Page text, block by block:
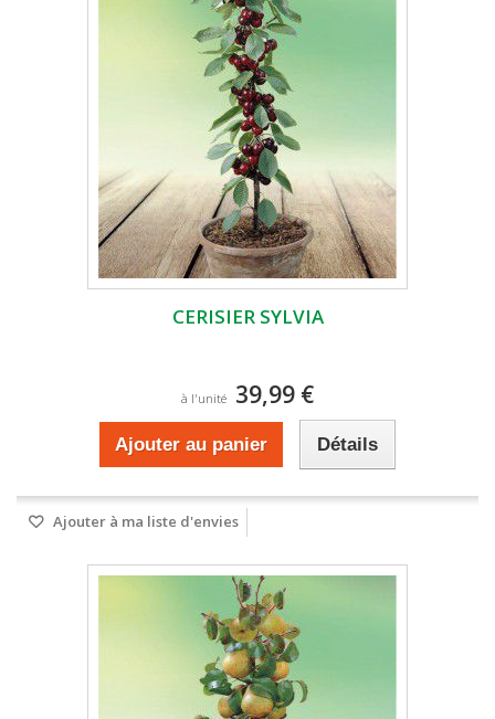
CERISIER SYLVIA
à l'unité 39,99 €
Ajouter au panier Détails
Ajouter à ma liste d'envies